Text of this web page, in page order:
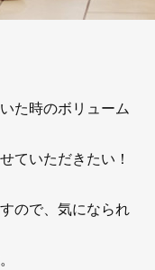
た時のボリューム
ていただきたい！
ので、気になられ